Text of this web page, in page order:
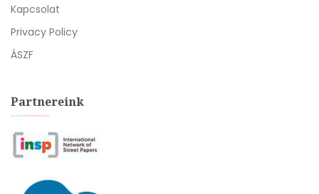
Kapcsolat
Privacy Policy
ÁSZF
Partnereink